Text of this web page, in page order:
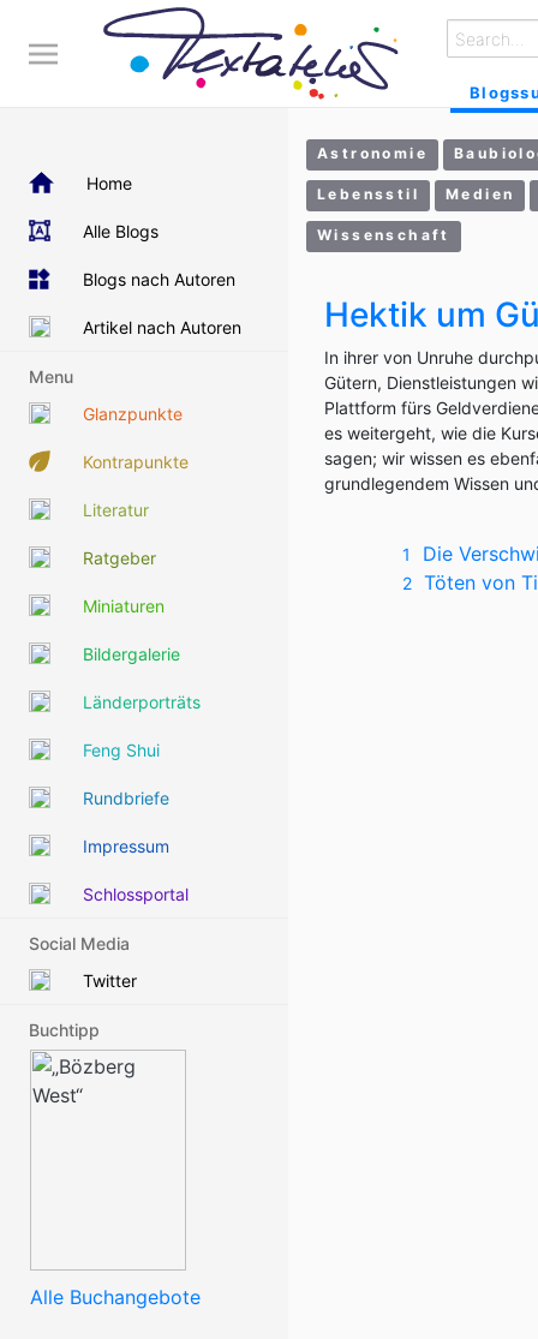
Home
Alle Blogs
Blogs nach Autoren
Artikel nach Autoren
Menu
Glanzpunkte
Kontrapunkte
Literatur
Ratgeber
Miniaturen
Bildergalerie
Länderporträts
Feng Shui
Rundbriefe
Impressum
Schlossportal
Social Media
Twitter
Buchtipp
Alle Buchangebote
Astronomie
Lebensstil Medien
Wissenschaft
Hektik um
In ihrer von Unruhe
Gütern, Dienstleistungen
Plattform fürs
es weitergeht, wie die
sagen; wir wissen es
grundlegendem Wissen
1 Die
2 Töten von